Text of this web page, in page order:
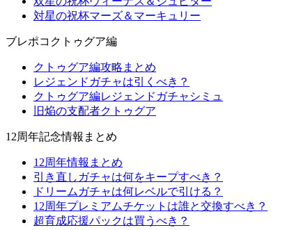
対星の祝杯マーズ＆マーキュリー
ブレポコクトゥグア編
クトゥグア編攻略まとめ
レジェンドガチャは引くべき？
クトゥグア編レジェンドガチャシミュ
旧焔の支配者クトゥグア
12周年記念情報まとめ
12周年情報まとめ
引き直しガチャは何をキープすべき？
ドリームガチャは何レベルで引ける？
12周年プレミアムチケットは誰と交換すべき？
超育成応援パックは買うべき？